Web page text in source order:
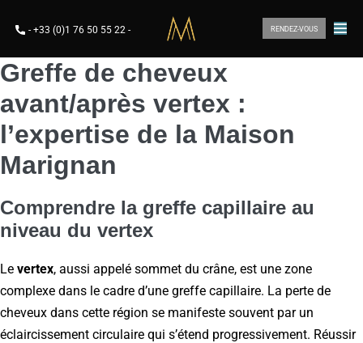
- +33 (0)1 76 50 55 22 - RENDEZ-VOUS
Greffe de cheveux
avant/après vertex :
l’expertise de la Maison
Marignan
Comprendre la greffe capillaire au
niveau du vertex
Le vertex, aussi appelé sommet du crâne, est une zone
complexe dans le cadre d’une greffe capillaire. La perte de
cheveux dans cette région se manifeste souvent par un
éclaircissement circulaire qui s’étend progressivement. Réussir